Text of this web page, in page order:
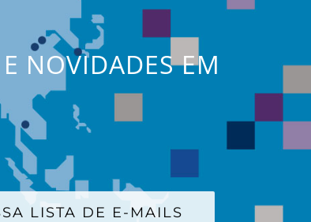
NOVIDADES EM
LISTA DE E-MAILS